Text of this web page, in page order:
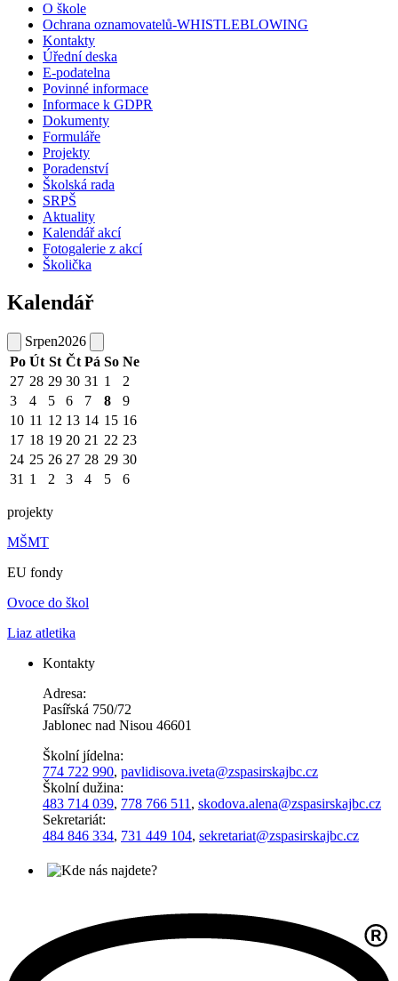
O škole
Ochrana oznamovatelů-WHISTLEBLOWING
Kontakty
Úřední deska
E-podatelna
Povinné informace
Informace k GDPR
Dokumenty
Formuláře
Projekty
Poradenství
Školská rada
SRPŠ
Aktuality
Kalendář akcí
Fotogalerie z akcí
Školička
Kalendář
Srpen2026
Po Út St Čt Pá So Ne
27 28 29 30 31 1
2
3
4 5 6 7 8
9
10 11 12 13 14 15 16
17 18 19 20 21 22 23
24 25 26 27 28 29 30
31 1 2 3 4 5 6
projekty
MŠMT
EU fondy
Ovoce do škol
Liaz atletika
Kontakty
Adresa:
Pasířská 750/72
Jablonec nad Nisou 46601
Školní jídelna:
774 722 990, pavlidisova.iveta@zspasirskajbc.cz
Školní dužina:
483 714 039, 778 766 511 , skodova.alena@zspasirskajbc.cz
Sekretariát:
484 846 334, 731 449 104, sekretariat@zspasirskajbc.cz